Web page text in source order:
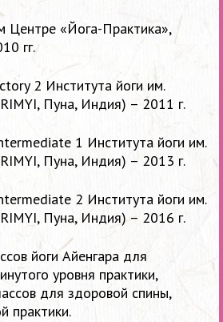
Центре «Йога-Практика»,
гг.
2 Института йоги им.
Пуна, Индия) – 2011 г.
1 Института йоги им.
Пуна, Индия) – 2013 г.
2 Института йоги им.
Пуна, Индия) – 2016 г.
йоги Айенгара для
уровня практики,
для здоровой спины,
практики.